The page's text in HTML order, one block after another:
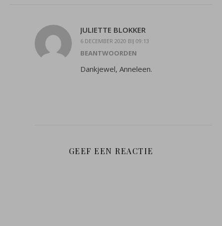
JULIETTE BLOKKER
6 DECEMBER 2020 BIJ 09:13
BEANTWOORDEN
Dankjewel, Anneleen.
GEEF EEN REACTIE